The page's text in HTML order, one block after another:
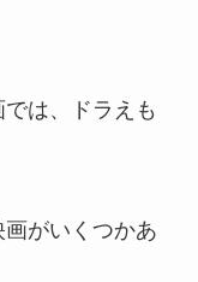
は、ドラえも
画がいくつかあ